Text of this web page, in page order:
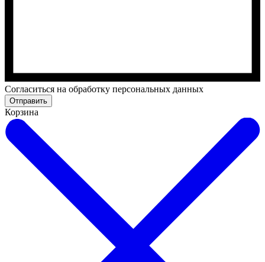
Cогласиться на обработку персональных данных
Отправить
Корзина